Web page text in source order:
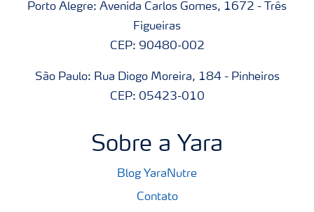
Porto Alegre: Avenida Carlos Gomes, 1672 - Três
Figueiras
CEP: 90480-002
São Paulo: Rua Diogo Moreira, 184 - Pinheiros
CEP: 05423-010
Sobre a Yara
Blog YaraNutre
Contato